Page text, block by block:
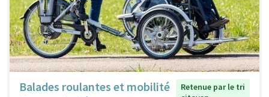
Balades roulantes et mobilité
Retenue par le tri